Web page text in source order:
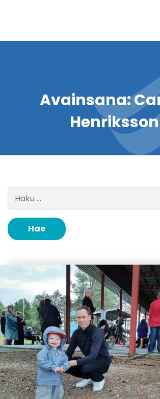
Avainsana:
Henriksson
Haku: